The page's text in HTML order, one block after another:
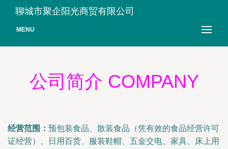
聊城市聚企阳光商贸有限公司
MENU
公司简介 COMPANY
经营范围： 预包装食品、散装食品（凭有效的食品经营许可
证经营）、日用百货、服装鞋帽、五金交电、家具、床上用